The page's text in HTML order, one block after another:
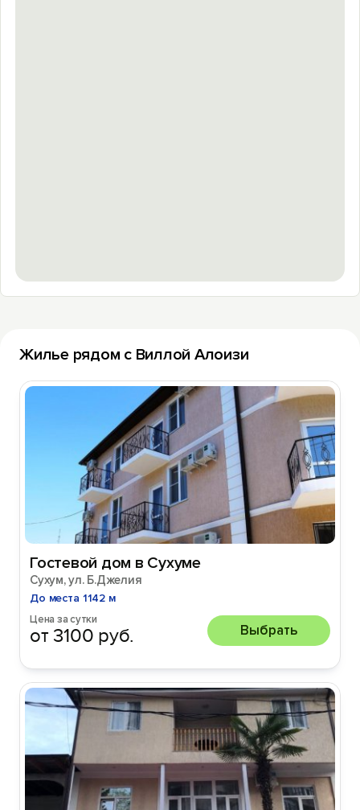
Жилье рядом с Виллой Алоизи
Гостевой дом в Сухуме
Сухум, ул. Б.Джелия
До места 1142 м
Цена за сутки
от 3100 руб. Выбрать